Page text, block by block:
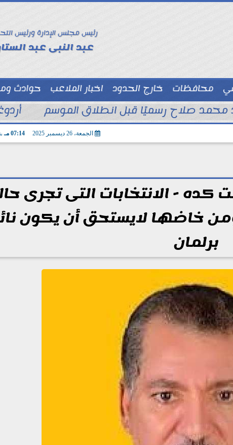
رئيس مجلس الإدارة ورئيس
عبد النبى عبد
محافظات خارج الحدود اخبار الملاعب حوادث
توك شو
محمد صلاح رسميًا قبل انطلاق الموسم
الجمعة، 26 ديسمبر 2025 07:14 مـ
- الانتخابات التى تجرى
خاضها لايستحق أن يكون
برلمان